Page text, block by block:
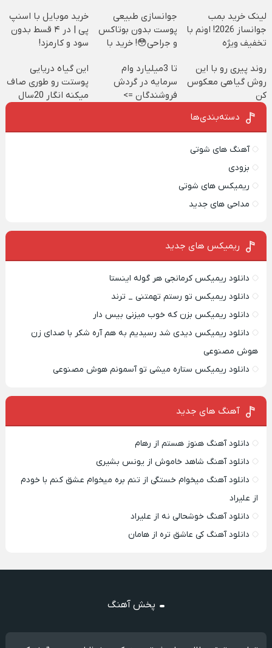
لینک خرید بمب
جوانساز 2026! اونم با
تخفیف ویژه
جوانسازی طبیعی
پوست بدون بوتاکس
و جراحی😳! خرید با
خرید موبایل با اسنپ
پی | در ۴ قسط بدون
سود و کارمزد!
روند پیری رو با این
روش گیاهی معکوس
کن
تا 3میلیارد وام
سرمایه در گردش
فروشندگان =>
این گیاه دریایی
پوستت رو طوری صاف
میکنه انگار 20سال
دسته‌بندی‌ها
آهنگ های شوتی
بزودی
ریمیکس های شوتی
مداحی های جدید
ریمیکس‌ های جدید
دانلود ریمیکس کرمانجی هر گوله اینستا
دانلود ریمیکس تو رستم تهمتنی _ ترند
دانلود ریمیکس بزن که خوب میزنی بیس دار
دانلود ریمیکس دیدی شد رسیدیم به هم آره شکر با صدای زن
هوش مصنوعی
دانلود ریمیکس ستاره میشی تو آسمونم هوش مصنوعی
آهنگ های جدید
دانلود آهنگ هنوز هستم از رهام
دانلود آهنگ شاهد خاموش از یونس بشیری
دانلود آهنگ میخوام خستگی از تنم بره میخوام عشق کنم با خودم
از علیراد
دانلود آهنگ خوشحالی نه از علیراد
دانلود آهنگ کی عاشق تره از هامان
پخش آهنگ